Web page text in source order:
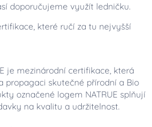
doporučujeme využít ledničku.
které ručí za tu nejvyšší
je mezinárodní certifikace, která
propagaci skutečné přírodní a Bio
označené logem NATRUE splňují
na kvalitu a udržitelnost.